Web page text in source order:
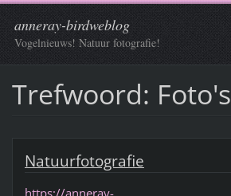
anneray-birdweblog
Vogelnieuws! Natuur fotografie!
Trefwoord: Foto's
Natuurfotografie
https://anneray-